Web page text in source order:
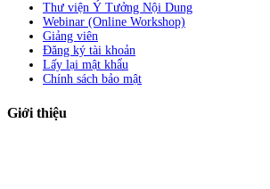
Thư viện Ý Tưởng Nội Dung
Webinar (Online Workshop)
Giảng viên
Đăng ký tài khoản
Lấy lại mật khẩu
Chính sách bảo mật
Giới thiệu